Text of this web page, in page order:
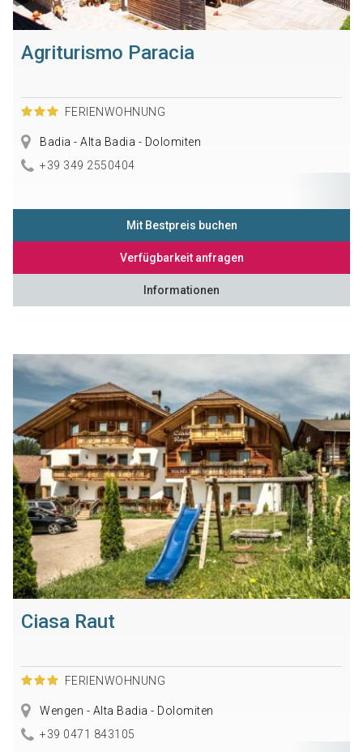
Agriturismo Paracia
FERIENWOHNUNG
Badia - Alta Badia - Dolomiten
+39 349 2550404
Mit Bestpreis buchen
Verfügbarkeit anfragen
Informationen
Ciasa Raut
FERIENWOHNUNG
Wengen - Alta Badia - Dolomiten
+39 0471 843105